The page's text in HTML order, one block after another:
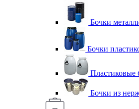
Бочки
Бочки
Пластиковые
Бочки из